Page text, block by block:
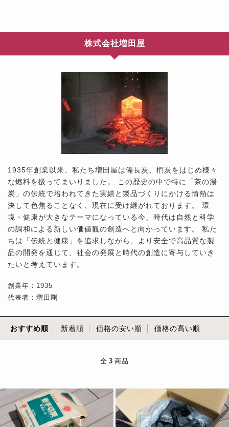
株式会社増田屋
1935年創業以来、私たち増田屋は備長炭、椚炭をはじめ様々
な燃料を扱ってまいりました。 この歴史の中で特に「茶の湯
炭」の伝統で培われてきた実績と製品づくりにかける情熱は
決して色焦ることなく、現在に受け継がれております。 環
境・健康が大きなテーマになっている今、時代は自然と科学
の調和による新しい価値観の創造へと向かっています。 私た
ちは「伝統と健康」を追求しながら、より安全で高品質な製
品の開発を通じて、社会の発展と時代の創造に寄与していき
たいと考えています。
創業年：1935
代表者：増田剛
おすすめ順 新着順 価格の安い順 価格の高い順
全 3 商品